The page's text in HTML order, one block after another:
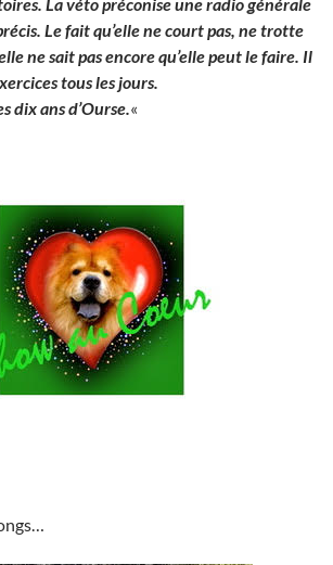
Le fait qu’elle ne court pas, ne trotte
ne sait pas encore qu’elle peut le faire. Il
tous les jours.
dix ans d’Ourse.«